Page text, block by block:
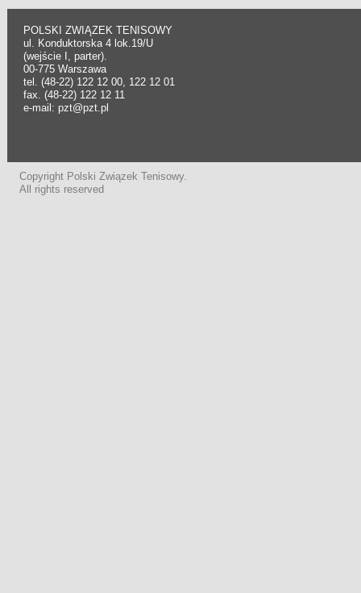
POLSKI ZWIĄZEK TENISOWY
ul. Konduktorska 4 lok.19/U
(wejście I, parter).
00-775 Warszawa
tel. (48-22) 122 12 00, 122 12 01
fax. (48-22) 122 12 11
e-mail: pzt@pzt.pl
Copyright Polski Związek Tenisowy.
All rights reserved